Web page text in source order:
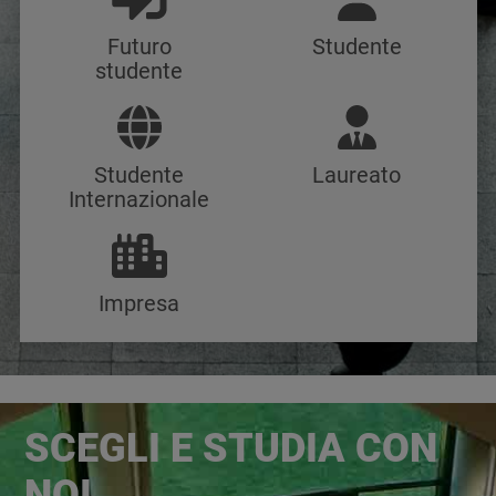
Futuro
studente
Studente
Studente
Internazionale
Laureato
Impresa
Immagine
SCEGLI E STUDIA CON